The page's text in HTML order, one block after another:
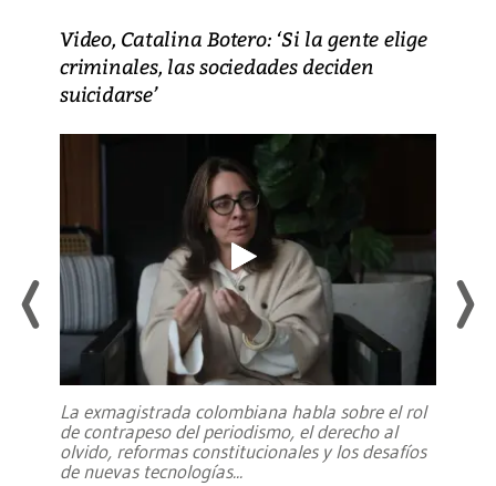
Video, Catalina Botero: ‘Si la gente elige
criminales, las sociedades deciden
suicidarse’
La exmagistrada colombiana habla sobre el rol
de contrapeso del periodismo, el derecho al
olvido, reformas constitucionales y los desafíos
de nuevas tecnologías...